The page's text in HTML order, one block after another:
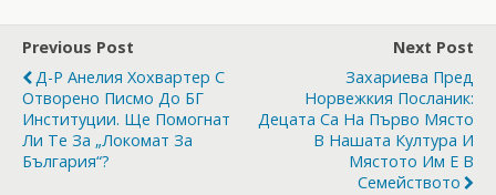
Previous Post
Д-Р Анелия Хохвартер С
Отворено Писмо До БГ
Институции. Ще Помогнат
Ли Те За „Локомат За
България“?
Next Post
Захариева Пред
Норвежкия Посланик:
Децата Са На Първо Място
В Нашата Култура И
Мястото Им Е В
Семейството